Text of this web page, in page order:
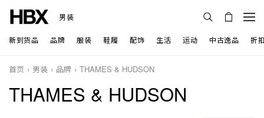
男装
新到货品 品牌 服装 鞋履 配饰 生活 运动 中古逸品 折
首页 男装 品牌 THAMES & HUDSON
THAMES & HUDSON